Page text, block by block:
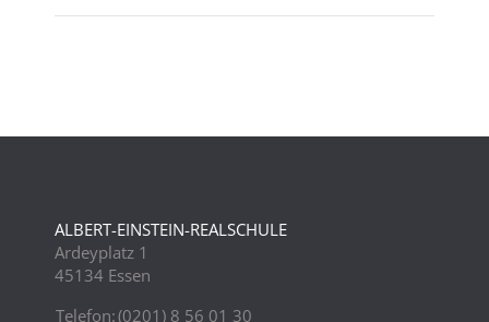
ALBERT-EINSTEIN-REALSCHULE
Ardeyplatz 1
45134 Essen
Telefon:(0201) 8 56 01 30